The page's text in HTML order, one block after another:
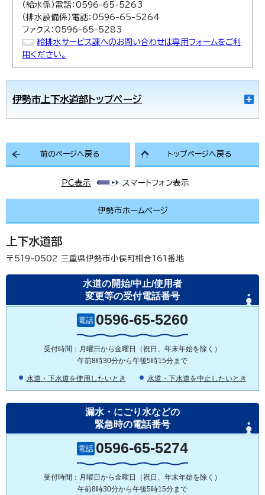
（給水係）電話：0596-65-5263
（排水設備係）電話：0596-65-5264
ファクス：0596-65-5283
給排水サービス課へのお問い合わせは専用フォームをご利
用ください。
伊勢市上下水道部トップページ
前のページへ戻る トップページへ戻る
PC表示 スマートフォン表示
伊勢市ホームページ
上下水道部
〒519-0502 三重県伊勢市小俣町相合161番地
水道の開始/中止/使用者
変更等の受付電話番号
電話 0596-65-5260
受付時間：月曜日から金曜日（祝日、年末年始を除く）
午前8時30分から午後5時15分まで
水道・下水道を使用したいとき 水道・下水道を中止したいとき
漏水・にごり水などの
緊急時の電話番号
電話 0596-65-5274
受付時間：月曜日から金曜日（祝日、年末年始を除く）
午前8時30分から午後5時15分まで